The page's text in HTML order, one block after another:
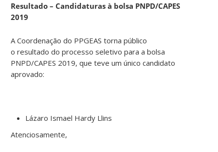
Resultado – Candidaturas à bolsa PNPD/CAPES
2019
A Coordenação do PPGEAS torna público
o resultado do processo seletivo para a bolsa
PNPD/CAPES 2019, que teve um único candidato
aprovado:
Lázaro Ismael Hardy Llins
Atenciosamente,